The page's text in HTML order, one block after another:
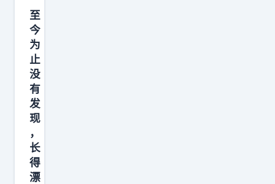
仰
与
阶
层
烙
印
在
了
日
常
至
今
为
止
没
有
发
现
，
长
得
漂